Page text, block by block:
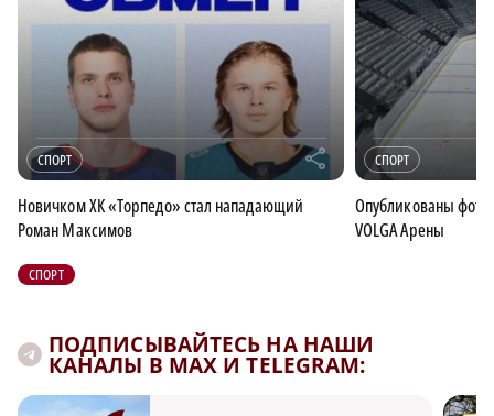
СПОРТ r
Новичком ХК «Торпедо» стал нападающий
Роман Максимов
СПОРТ
Опубликованы
VOLGA Арены
СПОРТ
ПОДПИСЫВАЙТЕСЬ НА НАШИ
КАНАЛЫ В MAX И TELEGRAM: